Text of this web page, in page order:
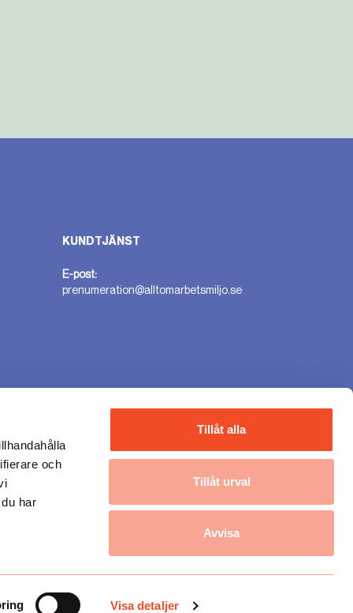
och
har
Visa detaljer
Tillåt alla
Tillåt urval
Avvisa
KUNDTJÄNST
E-post:
prenumeration@alltomarbetsmiljo.se